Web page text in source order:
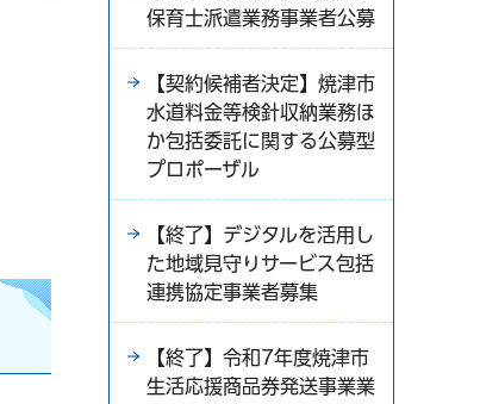
保育士派遣業務事業者公募
【契約候補者決定】焼津市
水道料金等検針収納業務ほ
か包括委託に関する公募型
プロポーザル
【終了】デジタルを活用し
た地域見守りサービス包括
連携協定事業者募集
【終了】令和7年度焼津市
生活応援商品券発送事業業